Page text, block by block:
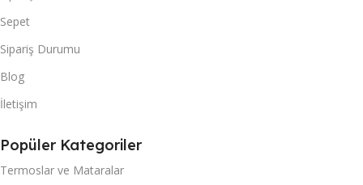
Sepet
Sipariş Durumu
Blog
İletişim
Popüler Kategoriler
Termoslar ve Mataralar